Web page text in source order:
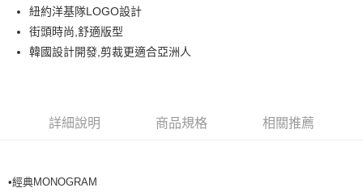
Apple Pay
街口支付
全家取貨付款<未取貨列黑名單/不支援離島取退>
全家取貨<不支援離島取退>
紐約洋基隊LOGO設計
街頭時尚,舒適版型
韓國設計開發,剪裁更適合亞洲人
詳細說明 商品規格 相關推薦
•經典MONOGRAM